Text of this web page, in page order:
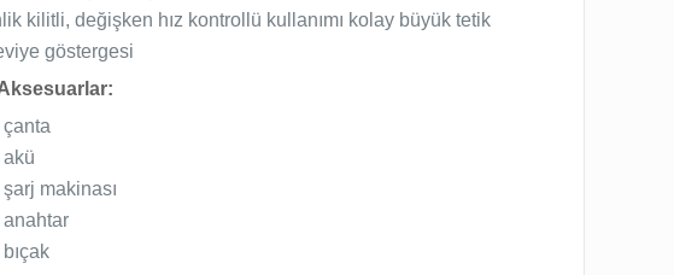
kilitli, değişken hız kontrollü kullanımı kolay büyük tetik
göstergesi
akü
makinası
anahtar